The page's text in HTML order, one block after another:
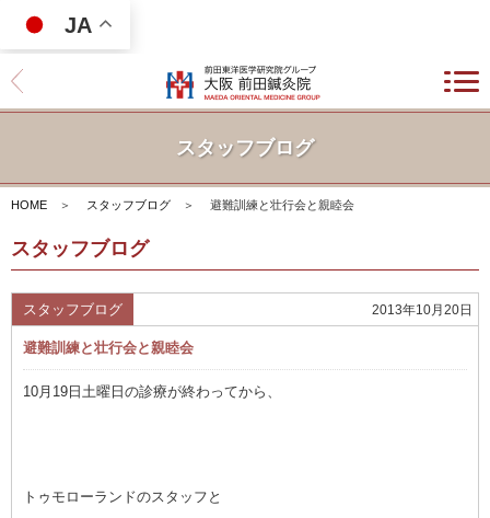
JA
スタッフブログ
HOME ＞ スタッフブログ ＞ 避難訓練と壮行会と親睦会
スタッフブログ
スタッフブログ 2013年10月20日
避難訓練と壮行会と親睦会
10月19日土曜日の診療が終わってから、
トゥモローランドのスタッフと